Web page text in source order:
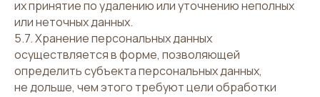
их принятие по удалению или уточнению неполных
или неточных данных.
5.7. Хранение персональных данных
осуществляется в форме, позволяющей
определить субъекта персональных данных,
не дольше, чем этого требуют цели обработки